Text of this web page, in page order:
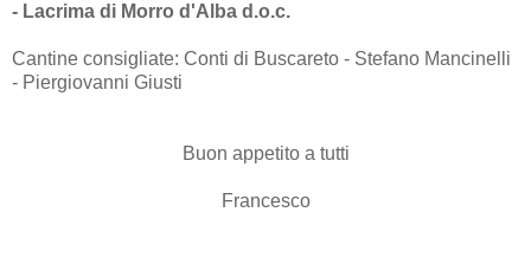
- Lacrima di Morro d'Alba d.o.c.
Cantine consigliate: Conti di Buscareto - Stefano Mancinelli
- Piergiovanni Giusti
Buon appetito a tutti
Francesco